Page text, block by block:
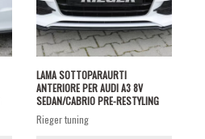
LAMA SOTTOPARAURTI
ANTERIORE PER AUDI A3 8V
SEDAN/CABRIO PRE-RESTYLING
CON S-LINE NERO...
rieger tuning